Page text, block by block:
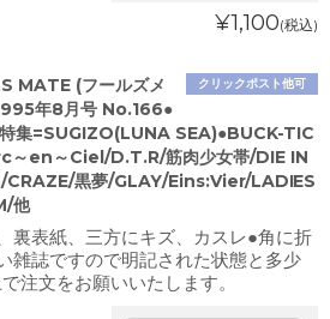
¥1,100(税込)
クリックポスト他可
MATE (フールズメ
年8月号 No.166●
集=SUGIZO(LUNA SEA)●BUCK-TIC
～en～Ciel/D.T.R/筋肉少女帯/DIE IN
CRAZE/黒夢/GLAY/Eins:Vier/LADIES
他
裏表紙、三方にキズ、カスレ●角に折
雑誌ですので明記された状態と多少
注文をお願いいたします。